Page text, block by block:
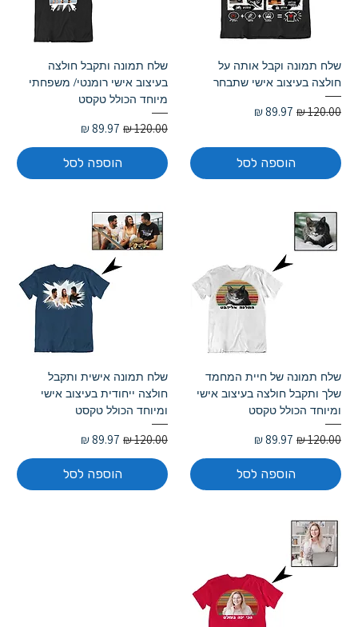
שלח תמונה וקבל אותה על
חולצה בעיצוב אישי שתבחר
מחיר רגיל מחיר מבצע
הוספה לסל
שלח תמונה ותקבל חולצה
בעיצוב אישי רומנטי/ משפחתי
מיוחד הכולל טקסט
מחיר רגיל מחיר מבצע
הוספה לסל
שלח תמונה של חיית המחמד
שלך ותקבל חולצה בעיצוב אישי
ומיוחד הכולל טקסט
מחיר רגיל מחיר מבצע
הוספה לסל
שלח תמונה אישית ותקבל
חולצה ייחודית בעיצוב אישי
ומיוחד הכולל טקסט
מחיר רגיל מחיר מבצע
הוספה לסל